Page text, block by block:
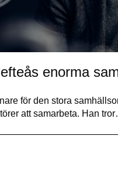
enorma
för den stora
att samarbeta. Han